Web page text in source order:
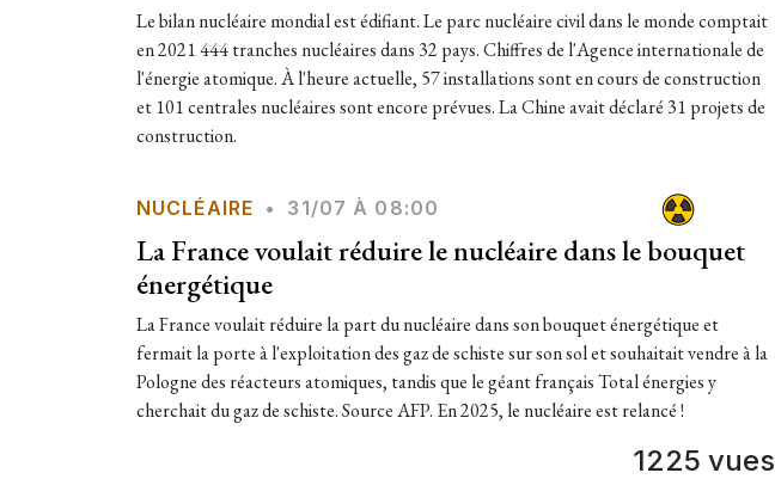
Le bilan nucléaire mondial est édifiant. Le parc nucléaire civil dans le monde comptait
en 2021 444 tranches nucléaires dans 32 pays. Chiffres de l'Agence internationale de
l'énergie atomique. À l'heure actuelle, 57 installations sont en cours de construction
et 101 centrales nucléaires sont encore prévues. La Chine avait déclaré 31 projets de
construction.
NUCLÉAIRE • 31/07 À 08:00
La France voulait réduire le nucléaire dans le bouquet
énergétique
La France voulait réduire la part du nucléaire dans son bouquet énergétique et
fermait la porte à l'exploitation des gaz de schiste sur son sol et souhaitait vendre à la
Pologne des réacteurs atomiques, tandis que le géant français Total énergies y
cherchait du gaz de schiste. Source AFP. En 2025, le nucléaire est relancé !
1225 vues